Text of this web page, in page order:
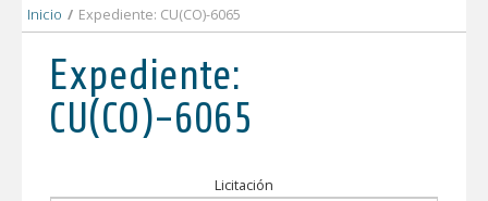
Inicio / Expediente: CU(CO)-6065
Expediente:
CU(CO)-6065
Licitación